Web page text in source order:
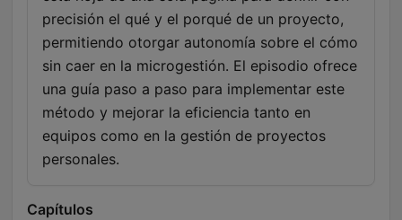
precisión el qué y el porqué de un proyecto,
permitiendo otorgar autonomía sobre el cómo
sin caer en la microgestión. El episodio ofrece
una guía paso a paso para implementar este
método y mejorar la eficiencia tanto en
equipos como en la gestión de proyectos
personales.
Capítulos